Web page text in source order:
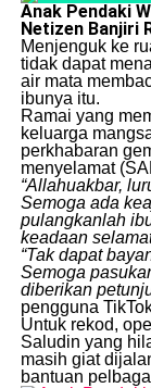
Anak Pendaki
Netizen Banjiri
​Menjenguk ke
tidak dapat
air mata
ibunya itu.
​Ramai yang
keluarga
perkhabaran
menyelamat
“Allahuakbar,
Semoga ada
pulangkanlah
keadaan
“Tak dapat
Semoga
diberikan
pengguna
​Untuk rekod,
Saludin yang
masih giat
bantuan